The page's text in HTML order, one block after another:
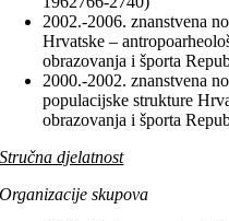
2002.-2006. znanstvena
Hrvatske –
obrazovanja i športa
2000.-2002. znanstvena
populacijske strukture
obrazovanja i športa
Stručna djelatnost
Organizacije skupova